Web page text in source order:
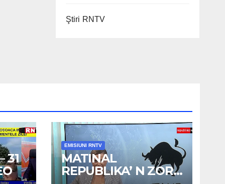
Ştiri RNTV
31
EMISIUNI RNTV
MATINAL
REPUBLIKA’ N ZORI